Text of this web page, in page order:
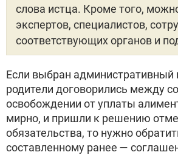
слова истца. Кроме того,
экспертов, специалистов,
соответствующих органов и
Если выбран административный
родители договорились между
освобождении от уплаты
мирно, и пришли к решению
обязательства, то нужно
составленному ранее —